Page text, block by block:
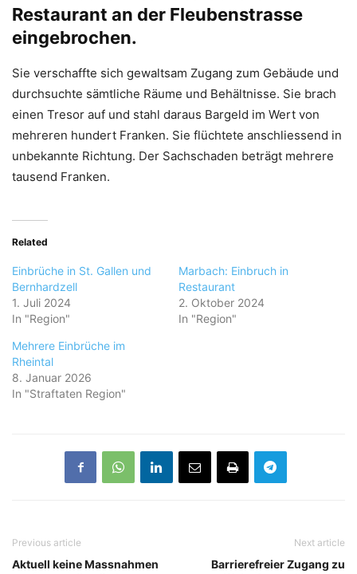
Restaurant an der Fleubenstrasse
eingebrochen.
Sie verschaffte sich gewaltsam Zugang zum Gebäude und
durchsuchte sämtliche Räume und Behältnisse. Sie brach
einen Tresor auf und stahl daraus Bargeld im Wert von
mehreren hundert Franken. Sie flüchtete anschliessend in
unbekannte Richtung. Der Sachschaden beträgt mehrere
tausend Franken.
Related
Einbrüche in St. Gallen und
Bernhardzell
1. Juli 2024
In "Region"
Marbach: Einbruch in
Restaurant
2. Oktober 2024
In "Region"
Mehrere Einbrüche im
Rheintal
8. Januar 2026
In "Straftaten Region"
Previous article
Aktuell keine Massnahmen
Next article
Barrierefreier Zugang zu